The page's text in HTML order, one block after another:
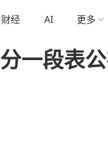
财经 AI 更多
一段表